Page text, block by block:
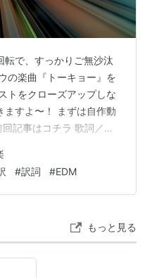
転で、すっかりご無沙汰
の楽曲『トーキョー』を
トをクローズアップしな
ますよ〜！ まずは自作動
記事はコチラ 歌詞／対
ィストプロフ 3LAU ブラ
詞／対訳 TOKYOby
that's where you
#訳詞 #EDM
もっと見る